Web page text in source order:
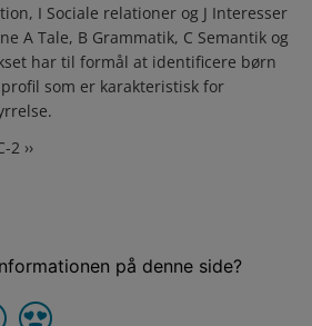
I Sociale relationer og J Interesser
A Tale, B Grammatik, C Semantik og
har til formål at identificere børn
som er karakteristisk for
››